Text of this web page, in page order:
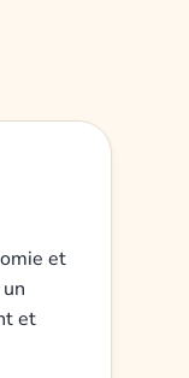
et
et